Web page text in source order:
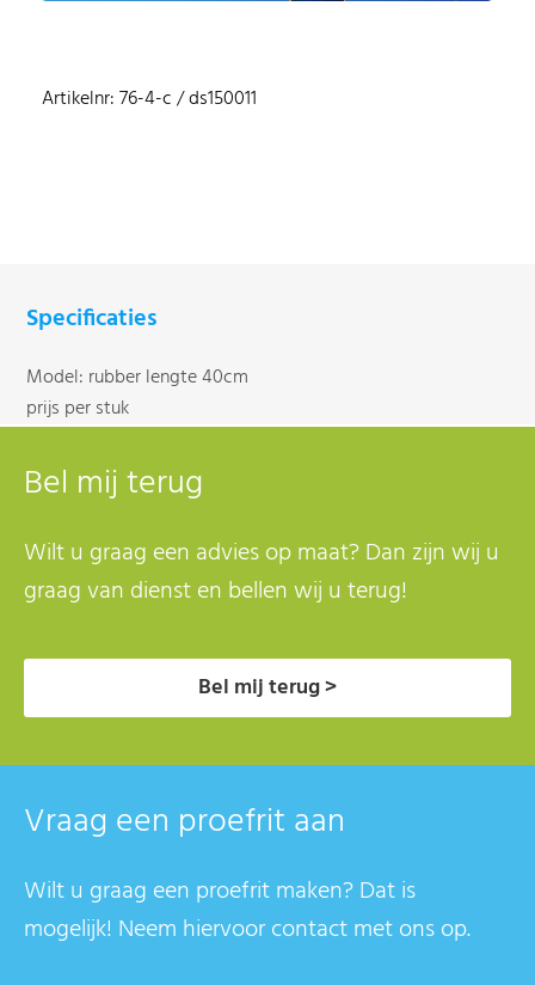
Artikelnr: 76-4-c / ds150011
Specificaties
Model: rubber lengte 40cm
prijs per stuk
Bel mij terug
Wilt u graag een advies op maat? Dan zijn wij u
graag van dienst en bellen wij u terug!
Bel mij terug >
Vraag een proefrit aan
Wilt u graag een proefrit maken? Dat is
mogelijk! Neem hiervoor contact met ons op.